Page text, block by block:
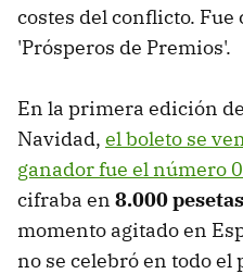
costes del conflicto. Fue
'Prósperos de Premios'.
En la primera edición de
Navidad, el boleto se
ganador fue el número
cifraba en 8.000 pesetas
momento agitado en
no se celebró en todo el